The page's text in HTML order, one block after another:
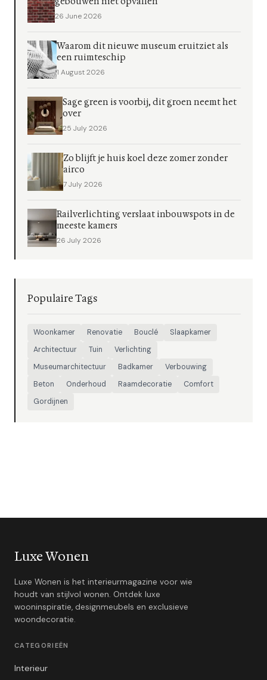
26 June 2026
Waarom dit nieuwe museum eruitziet als
een ruimteschip
1 August 2026
Sage green is voorbij, dit groen neemt het
over
25 July 2026
Zo blijft je huis koel deze zomer zonder
airco
7 July 2026
Railverlichting verslaat inbouwspots in de
meeste kamers
26 July 2026
Populaire Tags
Woonkamer Renovatie Bouclé
Slaapkamer
Architectuur
Tuin
Verlichting
Museumarchitectuur
Badkamer
Verbouwing
Beton
Onderhoud Raamdecoratie
Comfort
Gordijnen
Luxe Wonen
Luxe Wonen is het interieurmagazine voor wie
houdt van stijlvol wonen. Ontdek luxe
wooninspiratie, designmeubels en exclusieve
woondecoratie.
CATEGORIEËN
Interieur